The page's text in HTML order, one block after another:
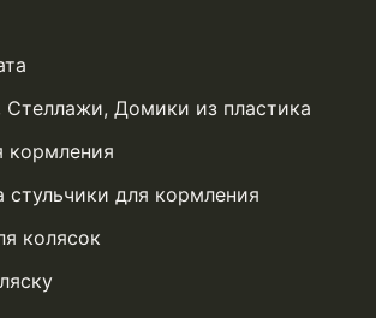
Стеллажи, Домики из пластика
кормления
стульчики для кормления
колясок